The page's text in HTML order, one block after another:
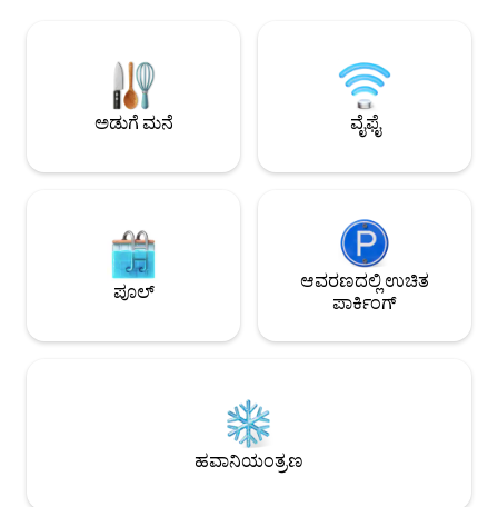
ಸಂಯೋಜಿಸುವ ಖಾಸಗಿ ಹನೋಕ್ ವಸತಿ
ಸೌಕರ್ಯವಾಗಿದೆ. (ಒಳಾಂಗಣ ಶೌಚಾಲಯ,
ಚದರ-ಮೀಟರ್) ಪ್ರಾಪರ್ಟಿಯು ಮುಖ್ಯ ಕಟ್ಟಡ, ಒಂದು
ಖಾಸಗಿ ಜಕುಝಿಯನ್ನು ಹೊಂದಿದೆ, ಇದು
ವಿಶೇಷ ವಾರ್ಷಿಕೋತ್ಸವಕ್ಕೆ ಸೂಕ್ತವಾಗಿದೆ. ಸಿಯೋಲ್‌ನ
ಹೃದಯಭಾಗದಲ್ಲಿ ನೆಲೆಗೊಂಡಿರುವ ಇದರ ಅತ್ಯುತ್ತಮ
ಪ್ರವೇಶಾವಕಾಶವೂ ಒಂದು ಪ್ರಮುಖ
ಅನುಕೂಲವಾಗಿದೆ. ಇದು ಬುಕ್ಚಾನ್ ಹನೋಕ್ ವಿಲೇಜ್,
ಡಾಂಗ್ ಮತ್ತು ಇನ್ಸಾ-ಡಾಂಗ್‌ಗೆ ಹತ್ತಿರದಲ್ಲಿದೆ, ಆದ್ದರಿಂದ
ಮಾಡಿದ ನಂತರ, ಜಕುಝಿಯಲ್ಲಿ ಆಯಾಸವನ್ನು
ನಿವಾರಿಸಬಹುದು ಮತ್ತು ಸ್ತಬ್ಧ ಹನೋಕ್‌ನಲ್ಲಿ ಒಂದು
ಕಪ್ ಬಿಸಿ ಚಹಾವನ್ನು ಆನಂದಿಸಬಹುದು.😊
ಯುಲ್ಜಿರೋದಂತಹ
ಕಾಲ್ನಡಿಗೆಯಲ್ಲಿ ತಲುಪಬಹುದು ☺️
ಬೆಲೆಯು 2 ಜನರನ್ನು
ಸೇರಿಸುವಾಗ: 50,000
ಜನರಿಗೆ ಬುಕಿಂಗ್
ಒದಗಿಸಲಾಗುತ್ತದೆ. [🛏️ ಬೆಡ್‌ರೂಮ್ 2 - ಹೆಚ್ಚುವರಿ
ರೂಮ್] ✅ 3 ಅಥವಾ
ಒದಗಿಸಲಾಗಿದೆ. ✅
ಹೊಂದಿದ್ದರೂ 2
ಬಯಸಿದರೆ, ದಯವಿಟ್ಟು
ಮಾಡಿದ ಜನರ
ಅಡುಗೆ ಮನೆ ವೈಫೈ
ಪೂಲ್
ಆವರಣದಲ್ಲಿ ಉಚಿತ
ಪಾರ್ಕಿಂಗ್
ಹವಾನಿಯಂತ್ರಣ